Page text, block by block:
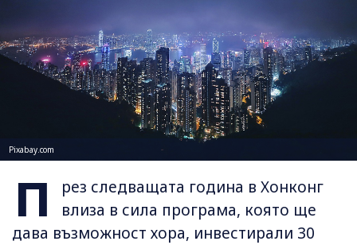
Pixabay.com
П
рез следващата година в Хонконг
влиза в сила програма, която ще
дава възможност хора, инвестирали 30